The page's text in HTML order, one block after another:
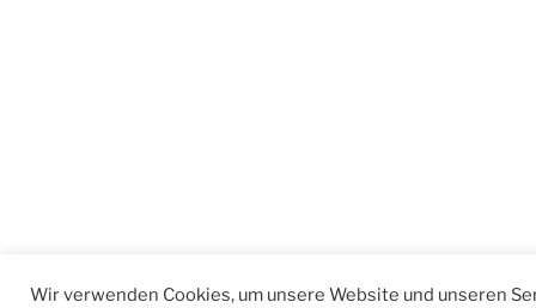
Wir verwenden Cookies, um unsere Website und unseren